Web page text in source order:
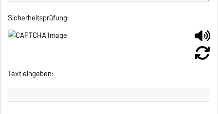
Sicherheitsprüfung:
Text eingeben: